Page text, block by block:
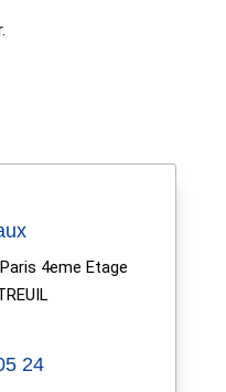
4eme Etage
24